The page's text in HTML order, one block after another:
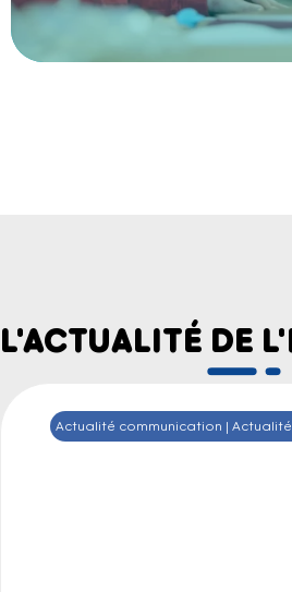
L'ACTUALITÉ DE
Actualité communication |